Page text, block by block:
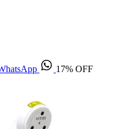
17% OFF